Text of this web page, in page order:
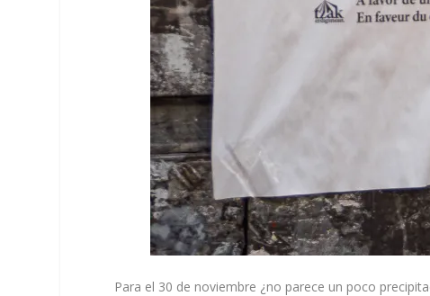
Para el 30 de noviembre ¿no parece un poco